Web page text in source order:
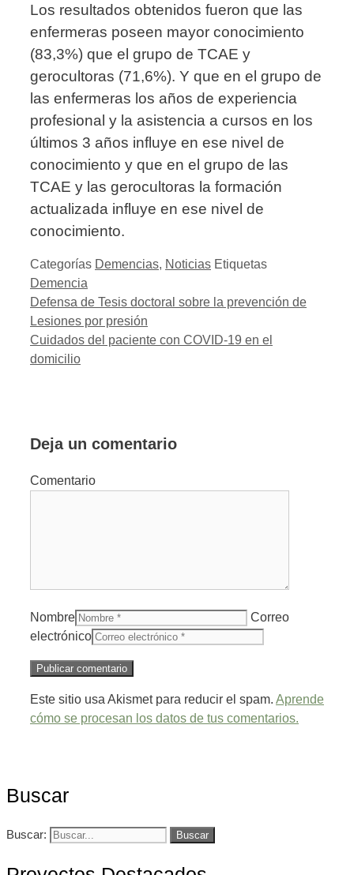
Los resultados obtenidos fueron que las
enfermeras poseen mayor conocimiento
(83,3%) que el grupo de TCAE y
gerocultoras (71,6%). Y que en el grupo de
las enfermeras los años de experiencia
profesional y la asistencia a cursos en los
últimos 3 años influye en ese nivel de
conocimiento y que en el grupo de las
TCAE y las gerocultoras la formación
actualizada influye en ese nivel de
conocimiento.
Categorías Demencias, Noticias Etiquetas
Demencia
Defensa de Tesis doctoral sobre la prevención de
Lesiones por presión
Cuidados del paciente con COVID-19 en el
domicilio
Deja un comentario
Comentario
Nombre
Correo
electrónico
Este sitio usa Akismet para reducir el spam. Aprende
cómo se procesan los datos de tus comentarios.
Buscar
Buscar: